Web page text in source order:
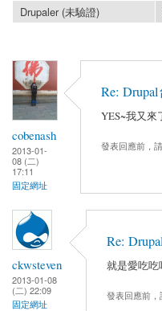
Drupaler (未驗證)
cobenash
2013-01-
08 (二)
17:11
固定網址
Re:
YES~我又
發表回應前，
ckwsteven
2013-01-08
(二) 22:09
固定網址
Re:
就是愛吃
發表回應前，